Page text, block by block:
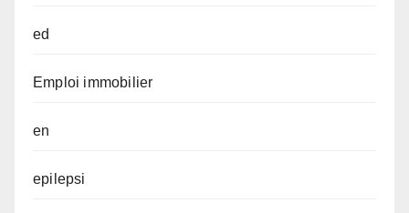
ed
Emploi immobilier
en
epilepsi